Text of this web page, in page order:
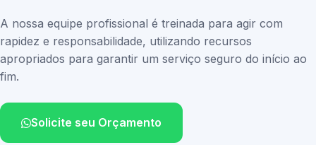
A nossa equipe profissional é treinada para agir com
rapidez e responsabilidade, utilizando recursos
apropriados para garantir um serviço seguro do início ao
fim.
Solicite seu Orçamento